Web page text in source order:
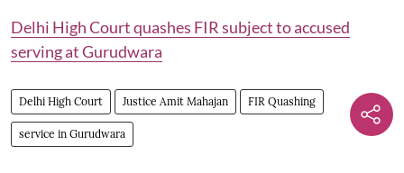
Delhi High Court quashes FIR subject to accused
serving at Gurudwara
Delhi High Court Justice Amit Mahajan FIR Quashing
service in Gurudwara